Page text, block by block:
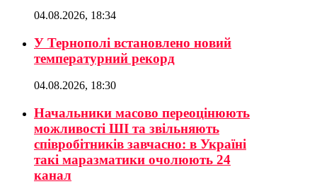
04.08.2026, 18:34
У Тернополі встановлено новий
температурний рекорд
04.08.2026, 18:30
Начальники масово переоцінюють
можливості ШІ та звільняють
співробітників завчасно: в Україні
такі маразматики очолюють 24
канал